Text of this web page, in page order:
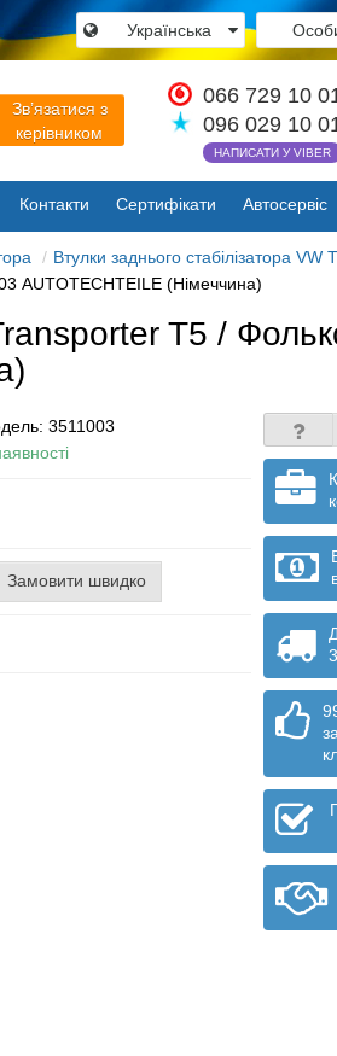
Українська
Зв’язатися з
керівником
066 729 10
096 029 10
НАПИСАТИ У VIBER
Контакти Сертифікати Автосервіс
Втулки заднього стабілізатора VW
AUTOTECHTEILE (Німеччина)
×
Закрити
T5 /
3511003
Замовити швидко